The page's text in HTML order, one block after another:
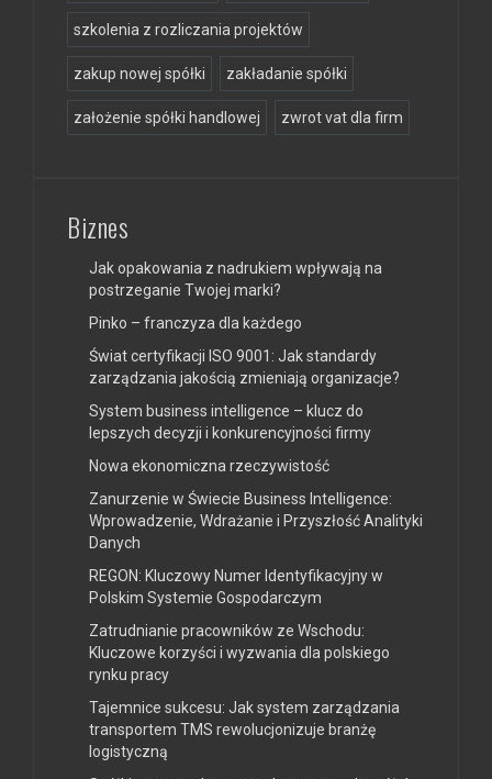
szkolenia z rozliczania projektów
zakup nowej spółki zakładanie spółki
założenie spółki handlowej zwrot vat dla firm
Biznes
Jak opakowania z nadrukiem wpływają na
postrzeganie Twojej marki?
Pinko – franczyza dla każdego
Świat certyfikacji ISO 9001: Jak standardy
zarządzania jakością zmieniają organizacje?
System business intelligence – klucz do
lepszych decyzji i konkurencyjności firmy
Nowa ekonomiczna rzeczywistość
Zanurzenie w Świecie Business Intelligence:
Wprowadzenie, Wdrażanie i Przyszłość Analityki
Danych
REGON: Kluczowy Numer Identyfikacyjny w
Polskim Systemie Gospodarczym
Zatrudnianie pracowników ze Wschodu:
Kluczowe korzyści i wyzwania dla polskiego
rynku pracy
Tajemnice sukcesu: Jak system zarządzania
transportem TMS rewolucjonizuje branżę
logistyczną